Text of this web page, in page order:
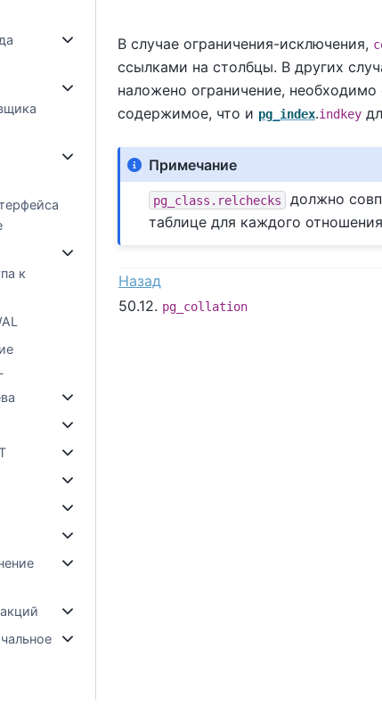
к
В случае ограничения-исключения,
ссылками на столбцы. В других
наложено ограничение,
содержимое, что и pg_index.indkey
Примечание
pg_class.relchecks
должно
таблице для каждого
Назад
50.12. pg_collation